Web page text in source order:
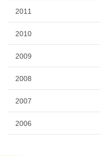
2011
2010
2009
2008
2007
2006